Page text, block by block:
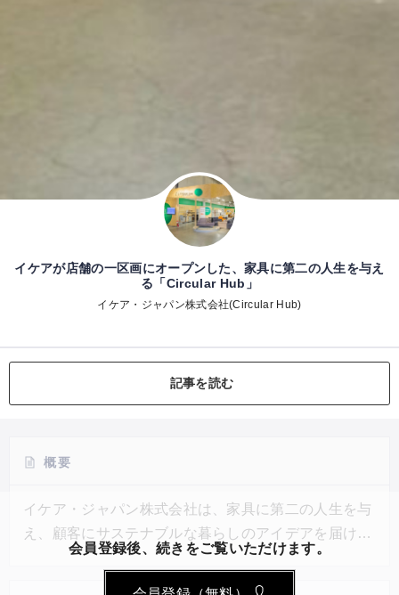
イケアが店舗の一区画にオープンした、家具に第二の人生を与え
る「Circular Hub」
イケア・ジャパン株式会社(Circular Hub)
記事を読む
概要
イケア・ジャパン株式会社は、家具に第二の人生を与
え、顧客にサステナブルな暮らしのアイデアを届ける
スペース「Circular Hub（サーキュラーハブ）」を日
会員登録後、続きをご覧いただけます。